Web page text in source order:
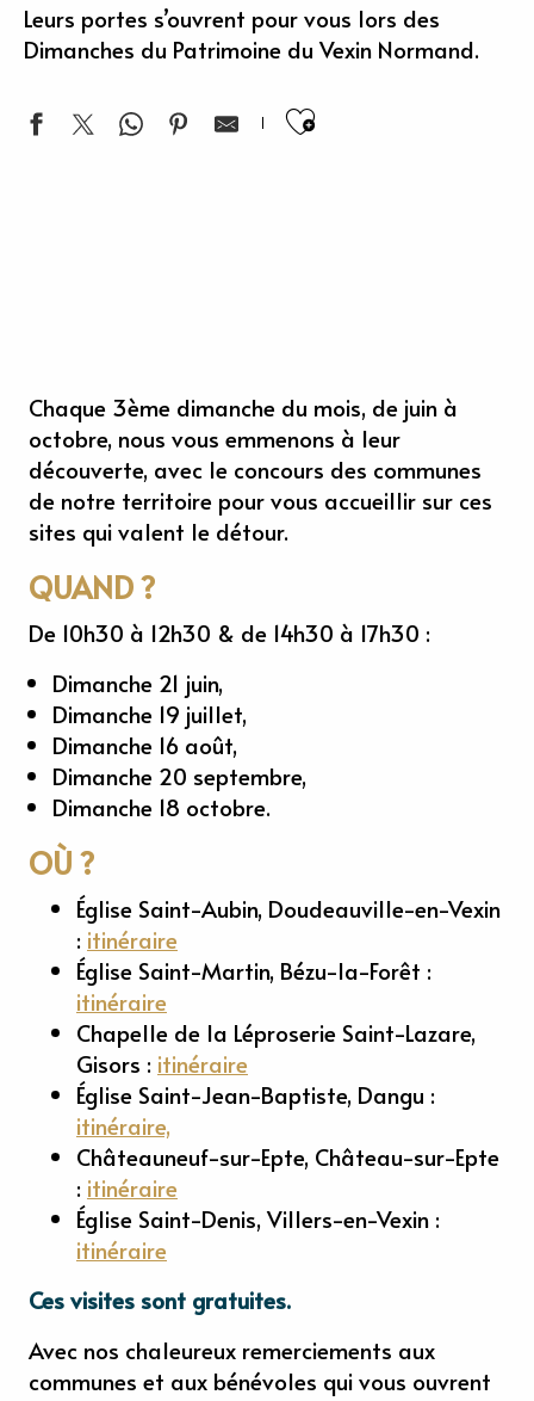
Leurs portes s’ouvrent pour vous lors des
Dimanches du Patrimoine du Vexin Normand.
Ajouter aux
Chaque 3ème dimanche du mois, de juin à
octobre, nous vous emmenons à leur
découverte, avec le concours des communes
de notre territoire pour vous accueillir sur ces
sites qui valent le détour.
QUAND ?
De 10h30 à 12h30 & de 14h30 à 17h30 :
Dimanche 21 juin,
Dimanche 19 juillet,
Dimanche 16 août,
Dimanche 20 septembre,
Dimanche 18 octobre.
OÙ ?
Église Saint-Aubin, Doudeauville-en-Vexin
: itinéraire
Église Saint-Martin, Bézu-la-Forêt :
itinéraire
Chapelle de la Léproserie Saint-Lazare,
Gisors : itinéraire
Église Saint-Jean-Baptiste, Dangu :
itinéraire,
Châteauneuf-sur-Epte, Château-sur-Epte
: itinéraire
Église Saint-Denis, Villers-en-Vexin :
itinéraire
Ces visites sont gratuites.
Avec nos chaleureux remerciements aux
communes et aux bénévoles qui vous ouvrent
16
CHÂTEAUX, PARCS, MUSÉES &